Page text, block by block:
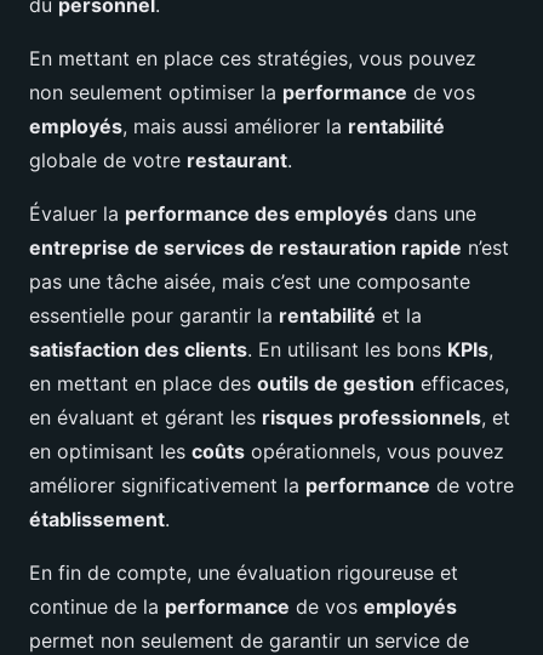
du personnel .
En mettant en place ces stratégies, vous pouvez
non seulement optimiser la performance de vos
employés, mais aussi améliorer la rentabilité
globale de votre restaurant.
Évaluer la performance des employés dans une
entreprise de services de restauration rapide n’est
pas une tâche aisée, mais c’est une composante
essentielle pour garantir la rentabilité et la
satisfaction des clients. En utilisant les bons KPIs,
en mettant en place des outils de gestion efficaces,
en évaluant et gérant les risques professionnels, et
en optimisant les coûts opérationnels, vous pouvez
améliorer significativement la performance de votre
établissement.
En fin de compte, une évaluation rigoureuse et
continue de la performance de vos employés
permet non seulement de garantir un service de